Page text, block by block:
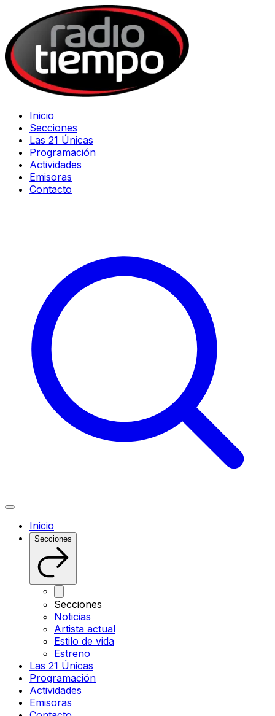
Inicio
Secciones
Las 21 Únicas
Programación
Actividades
Emisoras
Contacto
Inicio
Secciones
Secciones
Noticias
Artista actual
Estilo de vida
Estreno
Las 21 Únicas
Programación
Actividades
Emisoras